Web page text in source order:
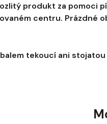
produkt za pomoci
centru. Prázdné
tekoucí ani